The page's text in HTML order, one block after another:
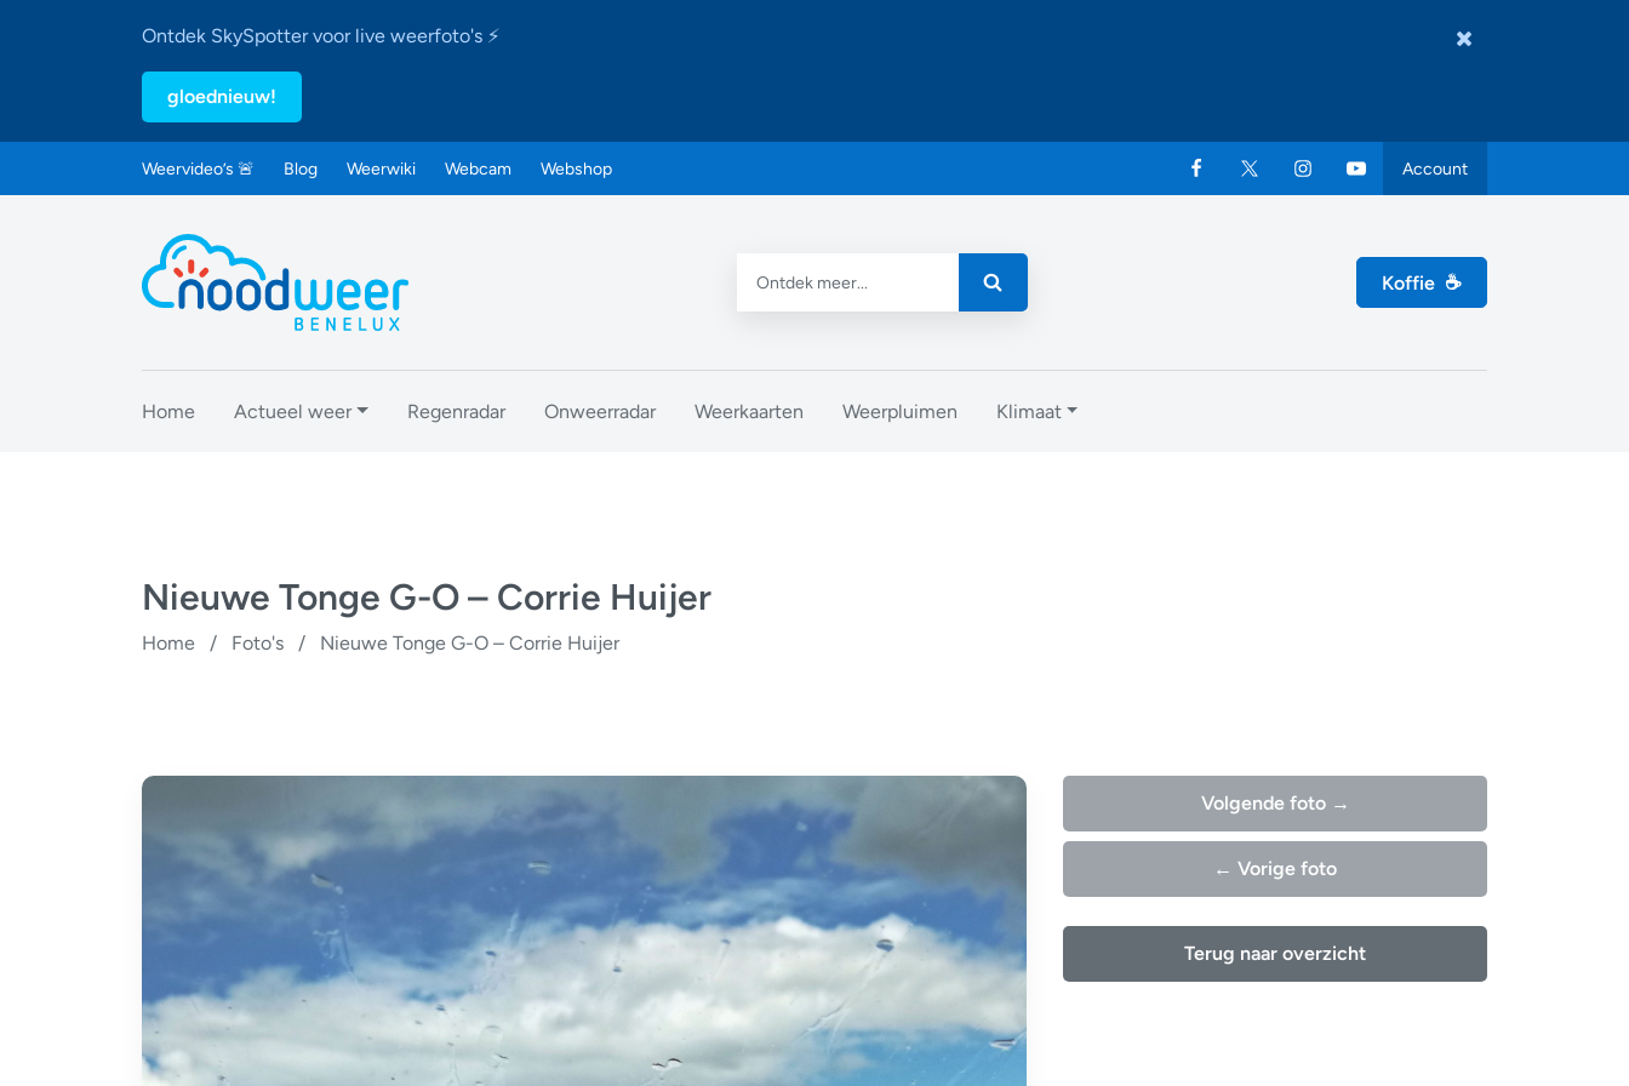
Ontdek SkySpotter voor live weerfoto's ⚡
gloednieuw!
Weervideo’s 🚨 Blog Weerwiki Webcam Webshop Account
Koffie ☕
Home Actueel weer Regenradar Onweerradar Weerkaarten Weerpluimen Klimaat
Nieuwe Tonge G-O – Corrie Huijer
Home / Foto's / Nieuwe Tonge G-O – Corrie Huijer
Volgende foto →
← Vorige foto
Terug naar overzicht